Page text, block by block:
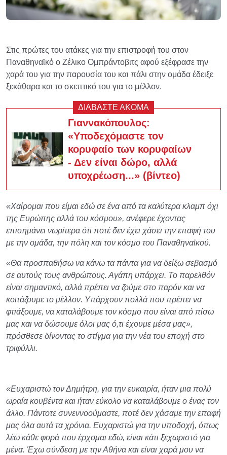
Στις πρώτες του ατάκες για την επιστροφή του στον
Παναθηναϊκό ο Ζέλικο Ομπράντοβιτς αφού εξέφρασε την
χαρά του για την παρουσία του και πάλι στην ομάδα έδειξε
ξεκάθαρα και το σκεπτικό του για το μέλλον.
ΔΙΑΒΑΣΤΕ ΑΚΟΜΑ
Γιαννακόπουλος:
«Υποδεχόμαστε τον
κορυφαίο των κορυφαίων
- Δεν είναι δώρο, αλλά
υποχρέωση...» (βίντεο)
«Χαίρομαι που είμαι εδώ σε ένα από τα καλύτερα κλαμπ όχι
της Ευρώπης αλλά του κόσμου», ανέφερε έχοντας
επισημάνει νωρίτερα ότι ποτέ δεν έχει χάσει την επαφή του
με την ομάδα, την πόλη και τον κόσμο του Παναθηναϊκού.
«Θα προσπαθήσω να κάνω τα πάντα για να δείξω σεβασμό
σε αυτούς τους ανθρώπους. Αγάπη υπάρχει. Το παρελθόν
είναι σημαντικό, αλλά πρέπει να ζούμε στο παρόν και να
κοιτάζουμε το μέλλον. Υπάρχουν πολλά που πρέπει να
φτιάξουμε, να καταλάβουμε τον κόσμο που είναι από πίσω
μας και να δώσουμε όλοι μας ό,τι έχουμε μέσα μας»,
πρόσθεσε δίνοντας το στίγμα για την νέα του εποχή στο
τριφύλλι.
«Ευχαριστώ τον Δημήτρη, για την ευκαιρία, ήταν μια πολύ
ωραία κουβέντα και ήταν εύκολο να καταλάβουμε ο ένας τον
άλλο. Πάντοτε συνεννοούμαστε, ποτέ δεν χάσαμε την επαφή
μας όλα αυτά τα χρόνια. Ευχαριστώ για την υποδοχή, όπως
λέω κάθε φορά που έρχομαι εδώ, είναι κάτι ξεχωριστό για
μένα. Έχω σύνδεση με την Αθήνα και είναι χαρά μου να